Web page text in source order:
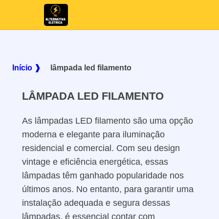
Início ❱ lâmpada led filamento
LÂMPADA LED FILAMENTO
As lâmpadas LED filamento são uma opção
moderna e elegante para iluminação
residencial e comercial. Com seu design
vintage e eficiência energética, essas
lâmpadas têm ganhado popularidade nos
últimos anos. No entanto, para garantir uma
instalação adequada e segura dessas
lâmpadas, é essencial contar com